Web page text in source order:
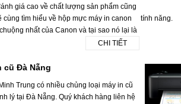
giá cao về chất lượng sản phẩm cũng
tìm hiểu về hộp mực máy in canon
nhất của Canon và tại sao nó lại là
CHI TIẾT
tính năng.
cũ Đà Nẵng
Trung có nhiều chủng loại máy in cũ
lý tại Đà Nẵng. Quý khách hàng liên hệ